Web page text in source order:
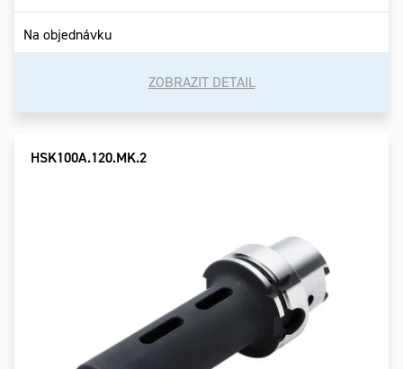
Na objednávku
ZOBRAZIT DETAIL
HSK100A.120.MK.2